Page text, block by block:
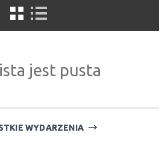
jest pusta
WYDARZENIA